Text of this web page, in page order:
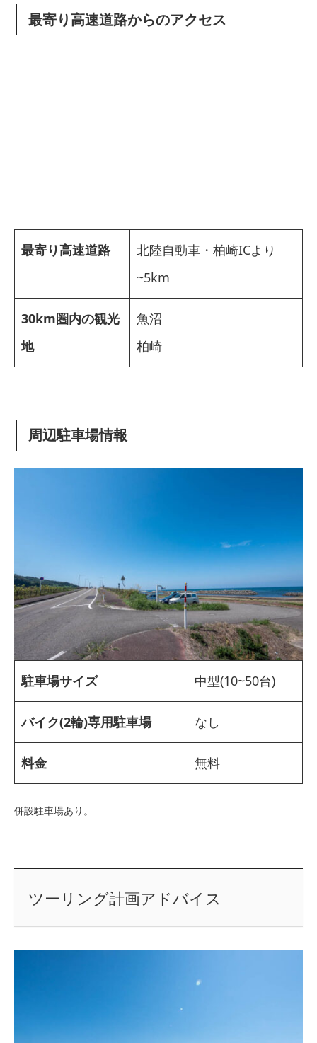
最寄り高速道路からのアクセス
最寄り高速道路
北陸自動車・柏崎ICより
~5km
30km圏内の観光
地
魚沼
柏崎
周辺駐車場情報
駐車場サイズ 中型(10~50台)
バイク(2輪)専用駐車場 なし
料金 無料
併設駐車場あり。
ツーリング計画アドバイス